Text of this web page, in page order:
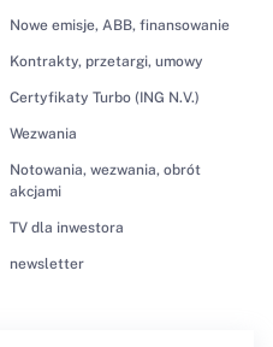
Nowe emisje, ABB, finansowanie
Kontrakty, przetargi, umowy
Certyfikaty Turbo (ING N.V.)
Wezwania
Notowania, wezwania, obrót
akcjami
TV dla inwestora
newsletter